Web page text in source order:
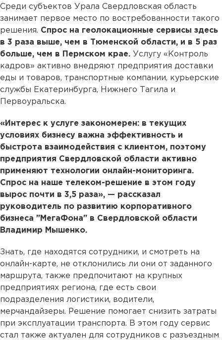
Среди субъектов Урала Свердловская область
занимает первое место по востребованности такого
решения. Спрос на геолокационные сервисы здесь
в 3 раза выше, чем в Тюменской области, и в 5 раз
больше, чем в Пермском крае. Услугу «Контроль
кадров» активно внедряют предприятия доставки
еды и товаров, транспортные компании, курьерские
службы Екатеринбурга, Нижнего Тагила и
Первоуральска.
«Интерес к услуге закономерен: в текущих
условиях бизнесу важна эффективность и
быстрота взаимодействия с клиентом, поэтому
предприятия Свердловской области активно
применяют технологии онлайн-мониторинга.
Спрос на наше телеком-решение в этом году
вырос почти в 3,5 раза», — рассказал
руководитель по развитию корпоративного
бизнеса "МегаФона" в Свердловской области
Владимир Мышенко.
Знать, где находятся сотрудники, и смотреть на
онлайн-карте, не отклонились ли они от заданного
маршрута, также предпочитают на крупных
предприятиях региона, где есть свои
подразделения логистики, водители,
мерчандайзеры. Решение помогает снизить затраты
при эксплуатации транспорта. В этом году сервис
стал также актуален для сотрудников с разъездным